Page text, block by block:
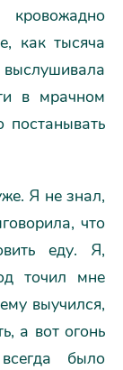
кровожадно
как тысяча
в мрачном
Я не знал,
что
еду. Я,
точил мне
выучился,
а вот огонь
было